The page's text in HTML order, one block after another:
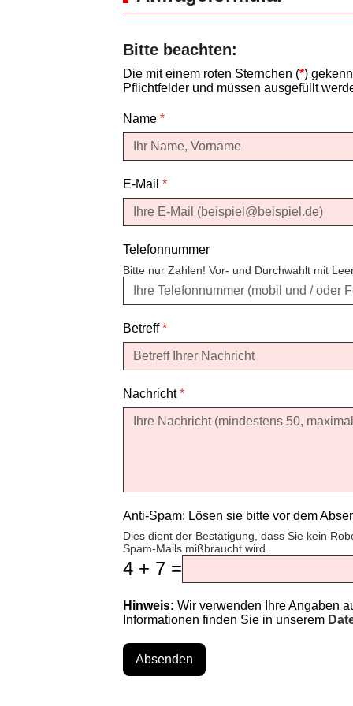
Bitte beachten:
Die mit einem roten Sternchen (*)
Pflichtfelder und müssen ausgefüllt
Name *
E-Mail *
Telefonnummer
Bitte nur Zahlen! Vor- und Durchwahlt mit
Betreff*
Nachricht*
Anti-Spam: Lösen sie bitte vor dem
Dies dient der Bestätigung, dass Sie kein
Spam-Mails mißbraucht wird.
4 + 7 =
Hinweis: Wir verwenden Ihre Angaben
Informationen finden Sie in unserem
Absenden